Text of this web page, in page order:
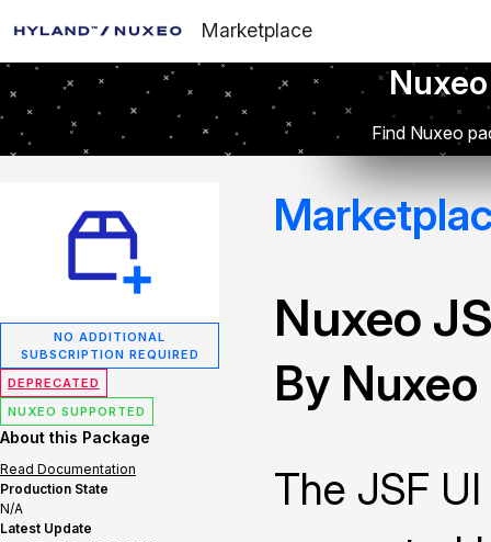
Marketplace
Find Nuxeo
NO ADDITIONAL
SUBSCRIPTION REQUIRED
DEPRECATED
NUXEO SUPPORTED
About this Package
Read Documentation
Production State
N/A
Latest Update
Nuxeo
By Nuxeo
The JSF